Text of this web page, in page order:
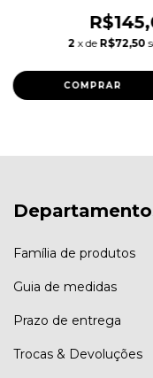
2 x de R$72,50
COMPRAR
Família de produtos
Guia de medidas
Prazo de entrega
Trocas & Devoluções